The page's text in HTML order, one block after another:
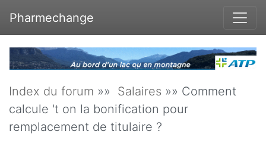
Pharmechange
Index du forum »» Salaires »» Comment
calcule 't on la bonification pour
remplacement de titulaire ?